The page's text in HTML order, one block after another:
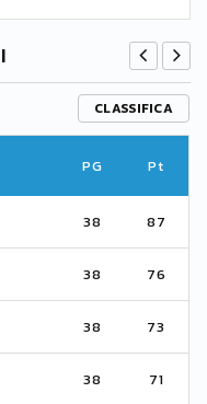
CLASSIFICA
PG Pt
38 87
38 76
38 73
38 71